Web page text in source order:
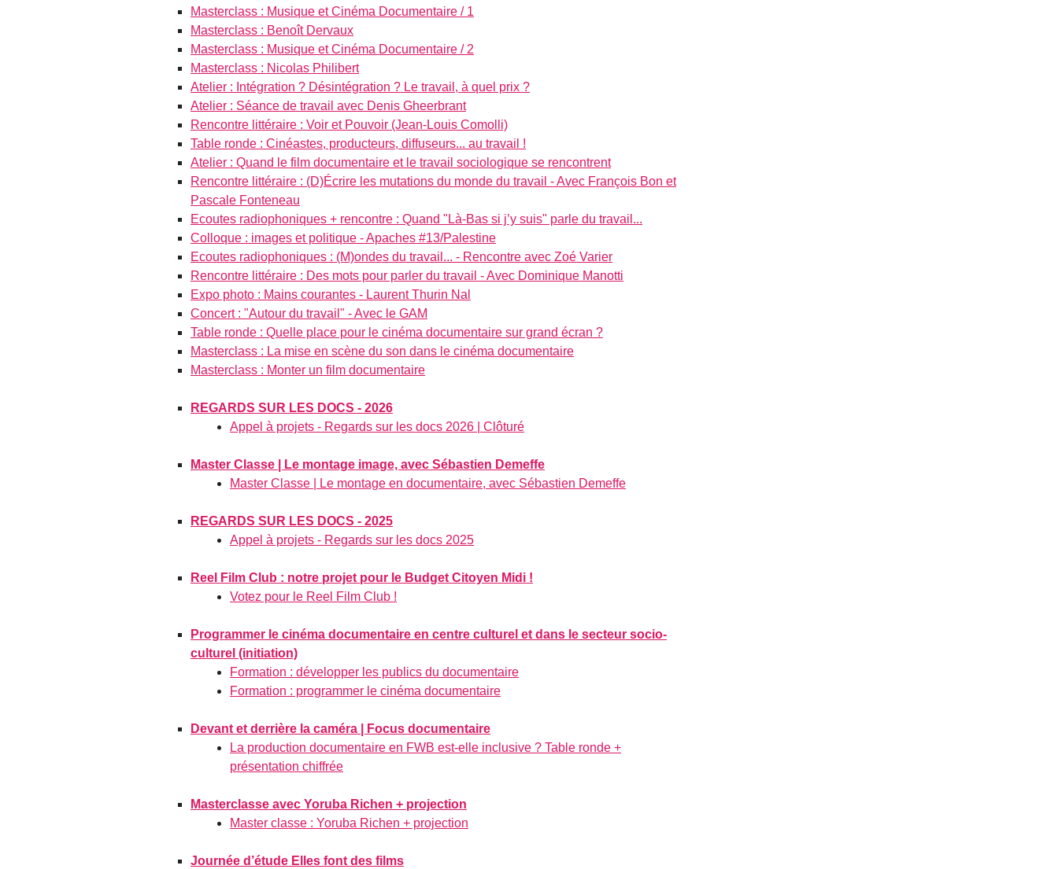
Masterclass : Musique et Cinéma Documentaire / 1
Masterclass : Benoît Dervaux
Masterclass : Musique et Cinéma Documentaire / 2
Masterclass : Nicolas Philibert
Atelier : Intégration ? Désintégration ? Le travail, à quel prix ?
Atelier : Séance de travail avec Denis Gheerbrant
Rencontre littéraire : Voir et Pouvoir (Jean-Louis Comolli)
Table ronde : Cinéastes, producteurs, diffuseurs... au travail !
Atelier : Quand le film documentaire et le travail sociologique se rencontrent
Rencontre littéraire : (D)Écrire les mutations du monde du travail - Avec François Bon et
Pascale Fonteneau
Ecoutes radiophoniques + rencontre : Quand "Là-Bas si j’y suis" parle du travail...
Colloque : images et politique - Apaches #13/Palestine
Ecoutes radiophoniques : (M)ondes du travail... - Rencontre avec Zoé Varier
Rencontre littéraire : Des mots pour parler du travail - Avec Dominique Manotti
Expo photo : Mains courantes - Laurent Thurin Nal
Concert : "Autour du travail" - Avec le GAM
Table ronde : Quelle place pour le cinéma documentaire sur grand écran ?
Masterclass : La mise en scène du son dans le cinéma documentaire
Masterclass : Monter un film documentaire
REGARDS SUR LES DOCS - 2026
Appel à projets - Regards sur les docs 2026 | Clôturé
Master Classe | Le montage image, avec Sébastien Demeffe
Master Classe | Le montage en documentaire, avec Sébastien Demeffe
REGARDS SUR LES DOCS - 2025
Appel à projets - Regards sur les docs 2025
Reel Film Club : notre projet pour le Budget Citoyen Midi !
Votez pour le Reel Film Club !
Programmer le cinéma documentaire en centre culturel et dans le secteur socio-
culturel (initiation)
Formation : développer les publics du documentaire
Formation : programmer le cinéma documentaire
Devant et derrière la caméra | Focus documentaire
La production documentaire en FWB est-elle inclusive ? Table ronde +
présentation chiffrée
Masterclasse avec Yoruba Richen + projection
Master classe : Yoruba Richen + projection
Journée d’étude Elles font des films